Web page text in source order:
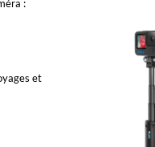
:
et